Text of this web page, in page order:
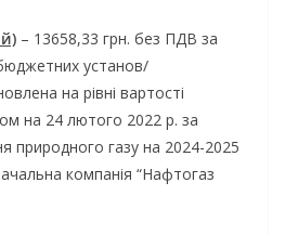
– 13658,33 грн. без ПДВ за
установ/
на рівні вартості
на 24 лютого 2022 р. за
природного газу на 2024-2025
компанія “Нафтогаз